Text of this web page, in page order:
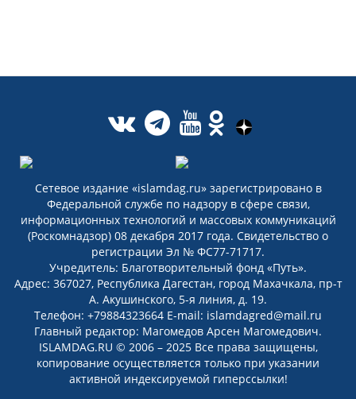
Сетевое издание «islamdag.ru» зарегистрировано в
Федеральной службе по надзору в сфере связи,
информационных технологий и массовых коммуникаций
(Роскомнадзор) 08 декабря 2017 года. Свидетельство о
регистрации Эл № ФС77-71717.
Учредитель: Благотворительный фонд «Путь».
Адрес: 367027, Республика Дагестан, город Махачкала, пр-т
А. Акушинского, 5-я линия, д. 19.
Телефон: +79884323664 E-mail: islamdagred@mail.ru
Главный редактор: Магомедов Арсен Магомедович.
ISLAMDAG.RU © 2006 – 2025 Все права защищены,
копирование осуществляется только при указании
активной индексируемой гиперссылки!